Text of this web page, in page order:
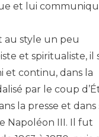
et lui
au style un peu
et spiritualiste, il
et continu, dans la
par le coup
la presse et dans
Napoléon III. Il fut